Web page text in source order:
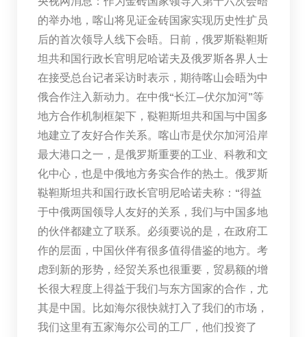
的举办地，喀山将见证金砖国家实现历史性扩员
后的首次领导人线下会晤。日前，俄罗斯鞑靼斯
坦共和国行政长官明尼哈诺夫及俄罗斯各界人士
在接受总台记者采访时表示，期待喀山会晤为中
俄合作注入新动力。在中俄“长江—伏尔加河”等
地方合作机制框架下，鞑靼斯坦共和国与中国多
地建立了友好合作关系。喀山市是伏尔加河沿岸
最大港口之一，是俄罗斯重要的工业、科教和文
化中心，也是中俄地方务实合作的热土。俄罗斯
鞑靼斯坦共和国行政长官明尼哈诺夫称：“得益
于中俄两国领导人友好的关系，我们与中国多地
的伙伴都建立了联系。必须要说的是，在政府工
作的层面，中国伙伴有很多值得借鉴的地方。考
虑到新的形势，经贸关系也很重要，贸易额的增
长很大程度上得益于我们与东方国家的合作，尤
其是中国。比如海尔很快就打入了我们的市场，
我们这里有五家海尔公司的工厂，他们投资了